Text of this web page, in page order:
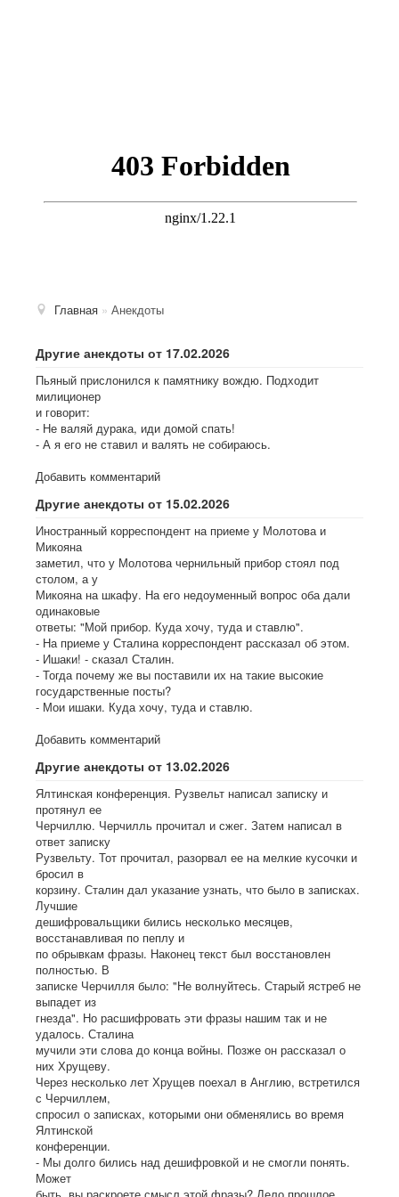
Главная » Анекдоты
Другие анекдоты от 17.02.2026
Пьяный прислонился к памятнику вождю. Подходит
милиционер
и говорит:
- Не валяй дурака, иди домой спать!
- А я его не ставил и валять не собираюсь.
Добавить комментарий
Другие анекдоты от 15.02.2026
Иностранный корреспондент на приеме у Молотова и
Микояна
заметил, что у Молотова чернильный прибор стоял под
столом, а у
Микояна на шкафу. На его недоуменный вопрос оба дали
одинаковые
ответы: "Мой прибор. Куда хочу, туда и ставлю".
- На приеме у Сталина корреспондент рассказал об этом.
- Ишаки! - сказал Сталин.
- Тогда почему же вы поставили их на такие высокие
государственные посты?
- Мои ишаки. Куда хочу, туда и ставлю.
Добавить комментарий
Другие анекдоты от 13.02.2026
Ялтинская конференция. Рузвельт написал записку и
протянул ее
Черчиллю. Черчилль прочитал и сжег. Затем написал в
ответ записку
Рузвельту. Тот прочитал, разорвал ее на мелкие кусочки и
бросил в
корзину. Сталин дал указание узнать, что было в записках.
Лучшие
дешифровальщики бились несколько месяцев,
восстанавливая по пеплу и
по обрывкам фразы. Наконец текст был восстановлен
полностью. В
записке Черчилля было: "Не волнуйтесь. Старый ястреб не
выпадет из
гнезда". Но расшифровать эти фразы нашим так и не
удалось. Сталина
мучили эти слова до конца войны. Позже он рассказал о
них Хрущеву.
Через несколько лет Хрущев поехал в Англию, встретился
с Черчиллем,
спросил о записках, которыми они обменялись во время
Ялтинской
конференции.
- Мы долго бились над дешифровкой и не смогли понять.
Может